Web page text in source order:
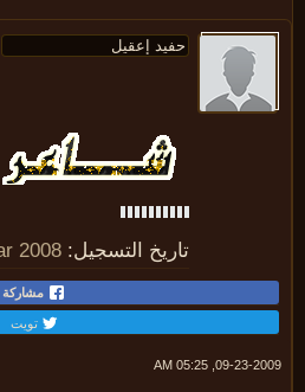
تاريخ التسجيل: Mar 2008
مشاركة
تويت
09-23-2009,